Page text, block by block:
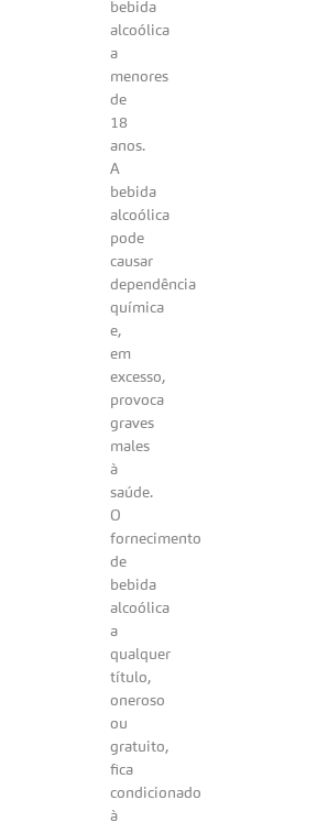
bebida
alcoólica
a
menores
de
18
anos.
A
bebida
alcoólica
pode
causar
dependência
química
e,
em
excesso,
provoca
graves
males
à
saúde.
O
fornecimento
de
bebida
alcoólica
a
qualquer
título,
oneroso
ou
gratuito,
fica
condicionado
à